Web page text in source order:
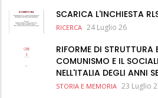
SCARICA L'INCHIESTA
RICERCA 24 Luglio 26
RIFORME DI STRUTTURA
COMUNISMO E IL
NELL'ITALIA DEGLI ANNI
STORIA E MEMORIA 23 Luglio